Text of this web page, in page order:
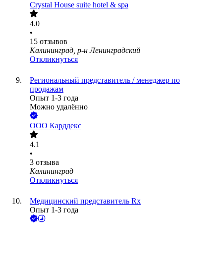
Crystal House suite hotel & spa
4.0
•
15 отзывов
Калининград, р-н Ленинградский
Откликнуться
Региональный представитель / менеджер по
продажам
Опыт 1-3 года
Можно удалённо
ООО Карддекс
4.1
•
3 отзыва
Калининград
Откликнуться
Медицинский представитель Rx
Опыт 1-3 года